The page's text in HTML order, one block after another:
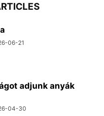
06-21
adjunk anyák
04-30